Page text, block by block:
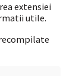
extensiei
utile.